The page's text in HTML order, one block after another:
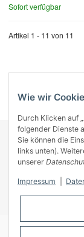
Sofort verfügbar
Artikel 1 - 11 von 11
KONTAKT
INFORMATIONEN
ZAHLUNGSARTEN
Wie wir
Durch Klicken auf
folgender Dienste
Sie können die
links unten).
unserer
Impressum